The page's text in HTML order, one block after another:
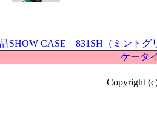
SHOW CASE 831SH（ミントグ
ケータ
Copyright